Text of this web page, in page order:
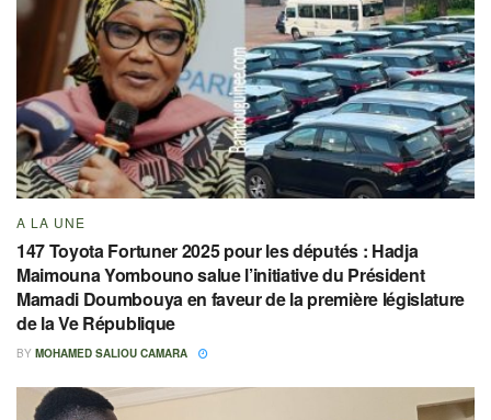
A LA UNE
147 Toyota Fortuner 2025 pour les députés : Hadja
Maimouna Yombouno salue l’initiative du Président
Mamadi Doumbouya en faveur de la première législature
de la Ve République
BY MOHAMED SALIOU CAMARA